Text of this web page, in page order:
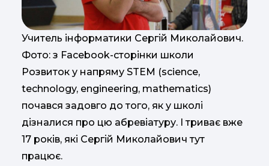
Учитель інформатики Сергій Миколайович.
Фото: з Facebook-сторінки школи
Розвиток у напряму STEM (science,
technology, engineering, mathematics)
почався задовго до того, як у школі
дізналися про цю абревіатуру. І триває вже
17 років, які Сергій Миколайович тут
працює.